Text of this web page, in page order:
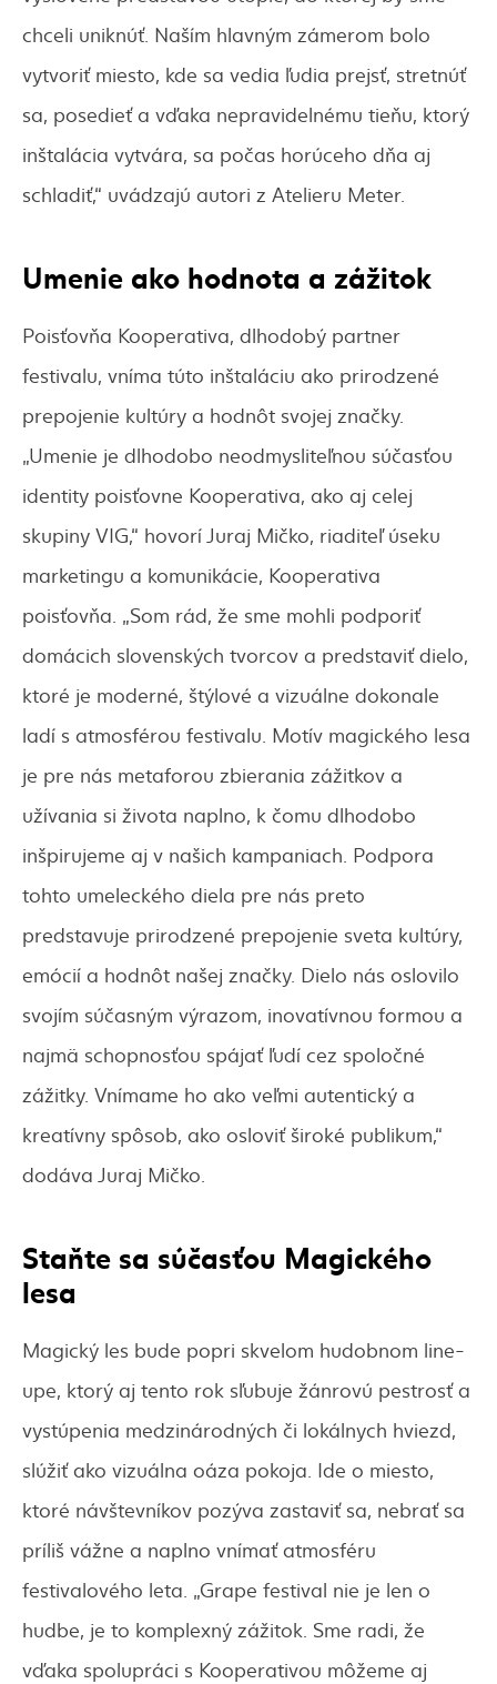
chceli uniknúť. Naším hlavným zámerom bolo
vytvoriť miesto, kde sa vedia ľudia prejsť, stretnúť
sa, posedieť a vďaka nepravidelnému tieňu, ktorý
inštalácia vytvára, sa počas horúceho dňa aj
schladiť,“ uvádzajú autori z Atelieru Meter.
Umenie ako hodnota a zážitok
Poisťovňa Kooperativa, dlhodobý partner
festivalu, vníma túto inštaláciu ako prirodzené
prepojenie kultúry a hodnôt svojej značky.
„Umenie je dlhodobo neodmysliteľnou súčasťou
identity poisťovne Kooperativa, ako aj celej
skupiny VIG,“ hovorí Juraj Mičko, riaditeľ úseku
marketingu a komunikácie, Kooperativa
poisťovňa. „Som rád, že sme mohli podporiť
domácich slovenských tvorcov a predstaviť dielo,
ktoré je moderné, štýlové a vizuálne dokonale
ladí s atmosférou festivalu. Motív magického lesa
je pre nás metaforou zbierania zážitkov a
užívania si života naplno, k čomu dlhodobo
inšpirujeme aj v našich kampaniach. Podpora
tohto umeleckého diela pre nás preto
predstavuje prirodzené prepojenie sveta kultúry,
emócií a hodnôt našej značky. Dielo nás oslovilo
svojím súčasným výrazom, inovatívnou formou a
najmä schopnosťou spájať ľudí cez spoločné
zážitky. Vnímame ho ako veľmi autentický a
kreatívny spôsob, ako osloviť široké publikum,“
dodáva Juraj Mičko.
Staňte sa súčasťou Magického
lesa
Magický les bude popri skvelom hudobnom line-
upe, ktorý aj tento rok sľubuje žánrovú pestrosť a
vystúpenia medzinárodných či lokálnych hviezd,
slúžiť ako vizuálna oáza pokoja. Ide o miesto,
ktoré návštevníkov pozýva zastaviť sa, nebrať sa
príliš vážne a naplno vnímať atmosféru
festivalového leta. „Grape festival nie je len o
hudbe, je to komplexný zážitok. Sme radi, že
vďaka spolupráci s Kooperativou môžeme aj